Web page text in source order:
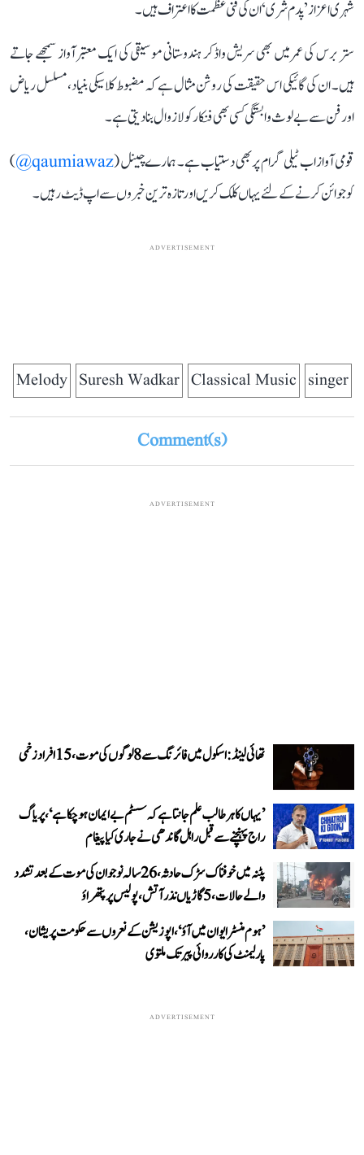
شہری اعزاز ’پدم شری‘ ان کی فنی عظمت کا اعتراف ہیں۔
ستر برس کی عمر میں بھی سریش واڈکر ہندوستانی موسیقی کی ایک معتبر آواز سمجھے جاتے
ہیں۔ ان کی گائیکی اس حقیقت کی روشن مثال ہے کہ مضبوط کلاسیکی بنیاد، مسلسل ریاض
اور فن سے بے لوث وابستگی کسی بھی فنکار کو لازوال بنا دیتی ہے۔
قومی آواز اب ٹیلی گرام پر بھی دستیاب ہے۔ ہمارے چینل (qaumiawaz@
)
کو جوائن کرنے کے لئے یہاں کلک کریں اور تازہ ترین خبروں سے اپ ڈیٹ رہیں۔
ADVERTISEMENT
singer
Classical Music
Suresh Wadkar
Melody
Comment(s)
ADVERTISEMENT
تھائی لینڈ: اسکول میں فائرنگ سے 8 لوگوں کی موت، 15 افراد زخمی
’یہاں کا ہر طالب علم جانتا ہے کہ سسٹم بے ایمان ہو چکا ہے‘، پریاگ
راج پہنچنے سے قبل راہل گاندھی نے جاری کیا پیغام
پٹنہ میں خوفناک سڑک حادثہ، 26 سالہ نوجوان کی موت کے بعد تشدد
والے حالات، 5 گاڑیاں نذر آتش، پولیس پر پتھراؤ
’ہوم منسٹر ایوان میں آؤ‘، اپوزیشن کے نعروں سے حکومت پریشان،
پارلیمنٹ کی کارروائی پیر تک ملتوی
ADVERTISEMENT